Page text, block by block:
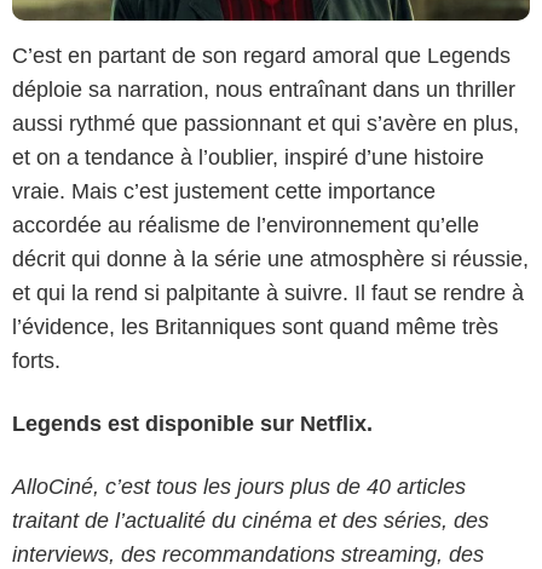
C’est en partant de son regard amoral que Legends
déploie sa narration, nous entraînant dans un thriller
aussi rythmé que passionnant et qui s’avère en plus,
et on a tendance à l’oublier, inspiré d’une histoire
vraie. Mais c’est justement cette importance
accordée au réalisme de l’environnement qu’elle
décrit qui donne à la série une atmosphère si réussie,
et qui la rend si palpitante à suivre. Il faut se rendre à
l’évidence, les Britanniques sont quand même très
forts.
Legends est disponible sur Netflix.
AlloCiné, c’est tous les jours plus de 40 articles
traitant de l’actualité du cinéma et des séries, des
interviews, des recommandations streaming, des